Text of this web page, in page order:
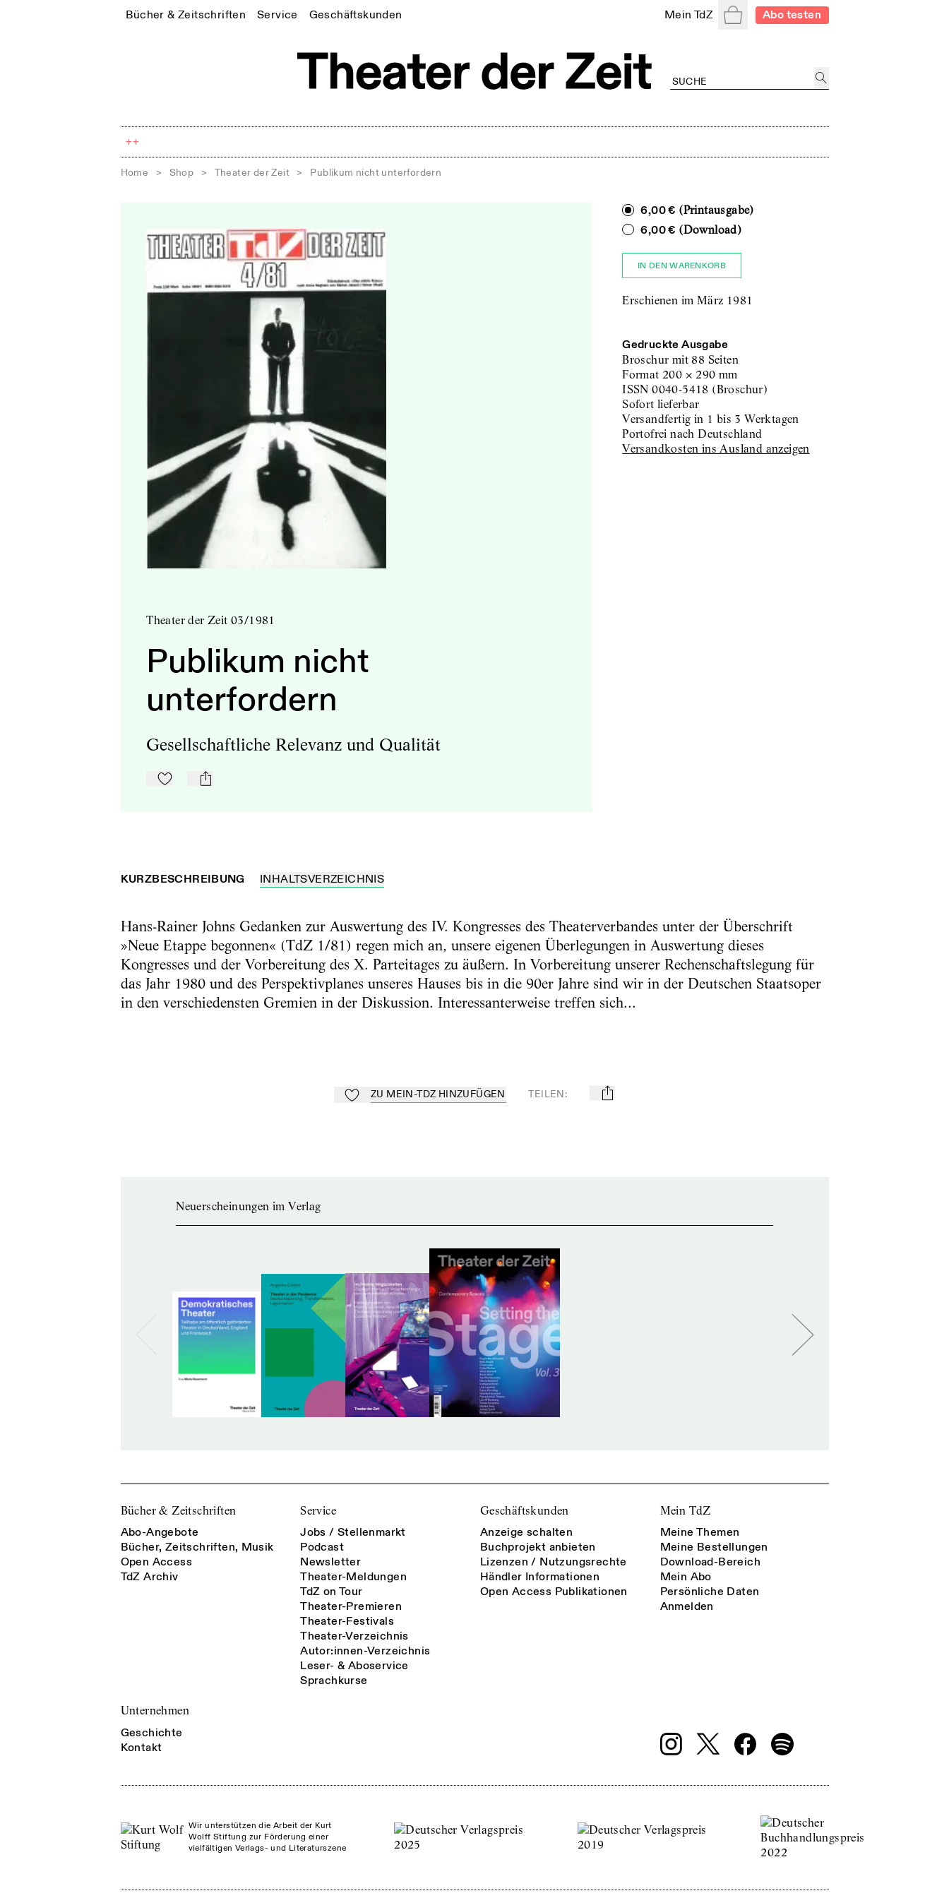
Bücher & Zeitschriften Service Geschäftskunden Mein TdZ WarenkorbAbo testen
++
Home > Shop > Theater der Zeit > Publikum nicht unterfordern
Theater der Zeit 03/1981
Publikum nicht
unterfordern
Gesellschaftliche Relevanz und Qualität
Zu Mein-TdZ hinzufügen
mail
6,00 € (Printausgabe)
6,00 € (Download)
IN DEN WARENKORB
Erschienen im März 1981
Gedruckte Ausgabe
Broschur mit 88 Seiten
Format 200 ×290 mm
ISSN 0040-5418 (Broschur)
sofort lieferbar
versandfertig in 1 bis 3 Werktagen
portofrei nach Deutschland
Versandkosten ins Ausland anzeigen
KURZBESCHREIBUNG INHALTSVERZEICHNIS
Hans-Rainer Johns Gedanken zur Auswertung des IV. Kongresses des Theaterverbandes unter der Überschrift
»Neue Etappe begonnen« (TdZ 1/81) regen mich an, unsere eigenen Überlegungen in Auswertung dieses
Kongresses und der Vorbereitung des X. Parteitages zu äußern. In Vorbereitung unserer Rechenschaftslegung für
das Jahr 1980 und des Perspektivplanes unseres Hauses bis in die 90er Jahre sind wir in der Deutschen Staatsoper
in den verschiedensten Gremien in der Diskussion. Interessanterweise treffen sich...
Zu Mein-TdZ hinzufügen
ZU MEIN-TDZ HINZUFÜGEN TEILEN: mail
Neuerscheinungen im Verlag
Bücher & Zeitschriften
Abo-Angebote
Bücher, Zeitschriften, Musik
Open Access
TdZ Archiv
Service
Jobs / Stellenmarkt
Podcast
Newsletter
Theater-Meldungen
TdZ on Tour
Theater-Premieren
Theater-Festivals
Theater-Verzeichnis
Autor:innen-Verzeichnis
Leser- & Aboservice
Sprachkurse
Geschäftskunden
Anzeige schalten
Buchprojekt anbieten
Lizenzen / Nutzungsrechte
Händler Informationen
Open Access Publikationen
Mein TdZ
Meine Themen
Meine Bestellungen
Download-Bereich
Mein Abo
Persönliche Daten
Anmelden
Unternehmen
Geschichte
Kontakt
Wir unterstützen die Arbeit der Kurt
Wolff Stiftung zur Förderung einer
vielfältigen Verlags- und Literaturszene